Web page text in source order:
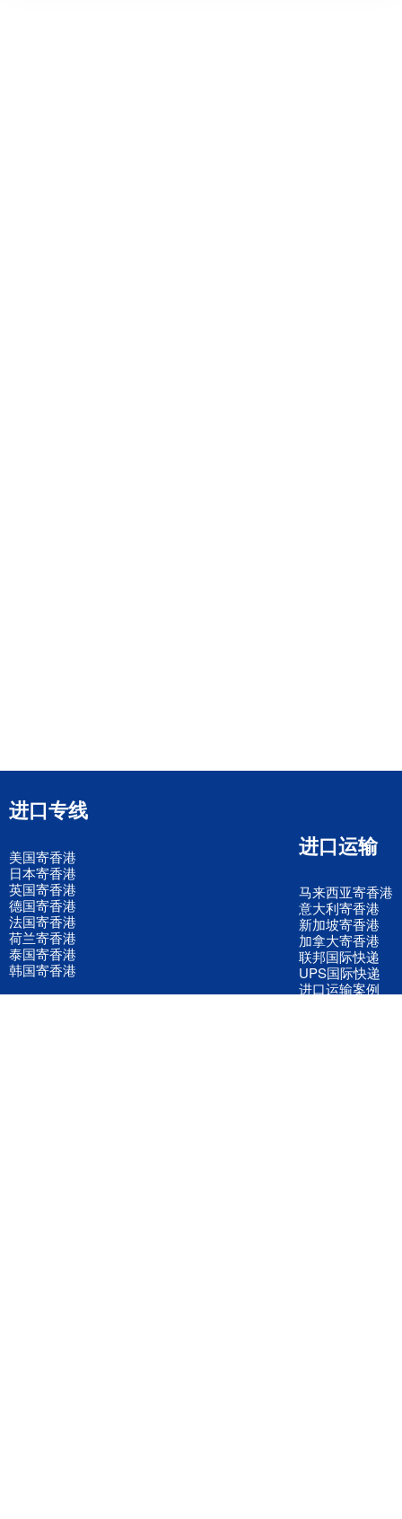
进口专线
美国寄香港
日本寄香港
英国寄香港
德国寄香港
法国寄香港
荷兰寄香港
泰国寄香港
韩国寄香港
进口运输
马来西亚寄香港
意大利寄香港
新加坡寄香港
加拿大寄香港
联邦国际快递
UPS国际快递
进口运输案例